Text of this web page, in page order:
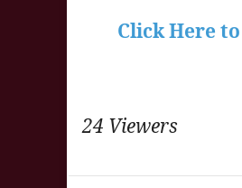
Click Here
24 Viewers